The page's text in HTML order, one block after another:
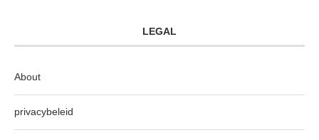
LEGAL
About
privacybeleid